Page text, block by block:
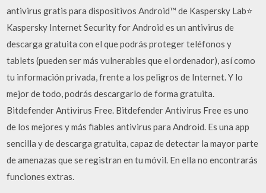
antivirus gratis para dispositivos Android™ de Kaspersky Lab⭐
Kaspersky Internet Security for Android es un antivirus de
descarga gratuita con el que podrás proteger teléfonos y
tablets (pueden ser más vulnerables que el ordenador), así como
tu información privada, frente a los peligros de Internet. Y lo
mejor de todo, podrás descargarlo de forma gratuita.
Bitdefender Antivirus Free. Bitdefender Antivirus Free es uno
de los mejores y más fiables antivirus para Android. Es una app
sencilla y de descarga gratuita, capaz de detectar la mayor parte
de amenazas que se registran en tu móvil. En ella no encontrarás
funciones extras.